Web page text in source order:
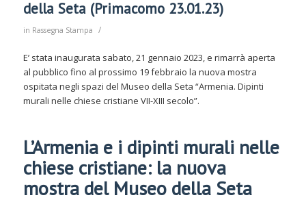
della Seta (Primacomo 23.01.23)
in Rassegna Stampa /
E’ stata inaugurata sabato, 21 gennaio 2023, e rimarrà aperta
al pubblico fino al prossimo 19 febbraio la nuova mostra
ospitata negli spazi del Museo della Seta “Armenia. Dipinti
murali nelle chiese cristiane VII-XIII secolo”.
L’Armenia e i dipinti murali nelle
chiese cristiane: la nuova
mostra del Museo della Seta